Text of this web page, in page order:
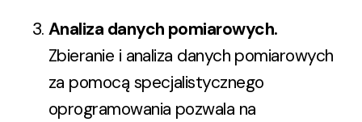
Analiza danych pomiarowych.
Zbieranie i analiza danych pomiarowych
za pomocą specjalistycznego
oprogramowania pozwala na